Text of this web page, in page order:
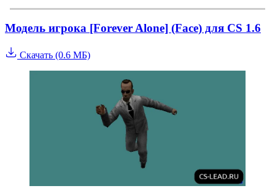
Модель игрока [Forever Alone] (Face) для CS 1.6
Скачать (0.6 МБ)